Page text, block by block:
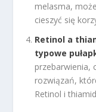
melasma,
cieszyć się
Retinol a
typowe
przebarwienia,
rozwiązań,
Retinol i